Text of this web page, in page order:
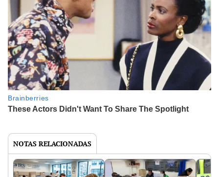
NOTAS RELACIONADAS